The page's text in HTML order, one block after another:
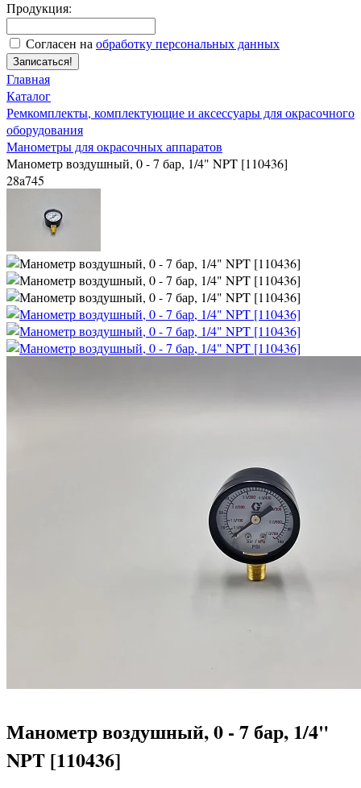
Продукция:
Согласен на обработку персональных данных
Записаться!
Главная
Каталог
Ремкомплекты, комплектующие и аксессуары для окрасочного
оборудования
Манометры для окрасочных аппаратов
Манометр воздушный, 0 - 7 бар, 1/4" NPT [110436]
28a745
Манометр воздушный, 0 - 7 бар, 1/4"
NPT [110436]